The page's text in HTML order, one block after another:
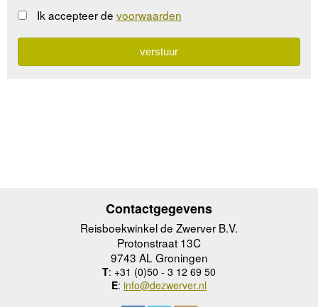
Ik accepteer de voorwaarden
Contactgegevens
Reisboekwinkel de Zwerver B.V.
Protonstraat 13C
9743 AL Groningen
T: +31 (0)50 - 3 12 69 50
E: info@dezwerver.nl